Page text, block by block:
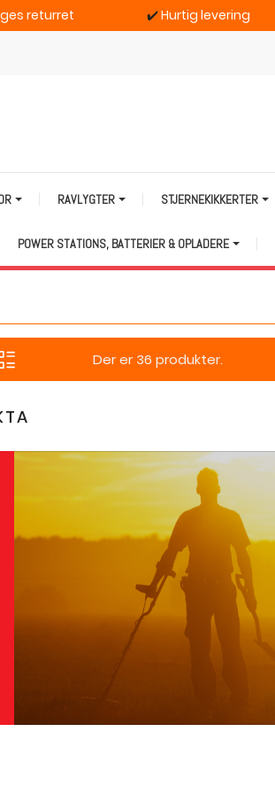
returret ✔️Hurtig levering
RAVLYGTER STJERNEKIKKERTER
POWER STATIONS, BATTERIER & OPLADERE
Der er 36 produkter.